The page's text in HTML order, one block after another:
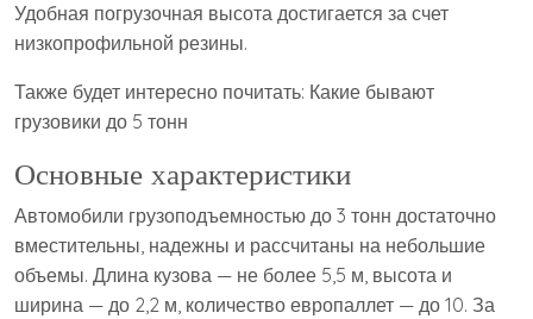
Удобная погрузочная высота достигается за счет
низкопрофильной резины.
Также будет интересно почитать: Какие бывают
грузовики до 5 тонн
Основные характеристики
Автомобили грузоподъемностью до 3 тонн достаточно
вместительны, надежны и рассчитаны на небольшие
объемы. Длина кузова — не более 5,5 м, высота и
ширина — до 2,2 м, количество европаллет — до 10. За